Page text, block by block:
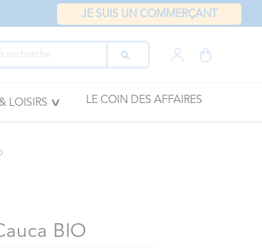
JE SUIS UN COMMERÇANT
LOISIRS LE COIN DES AFFAIRES
BIO